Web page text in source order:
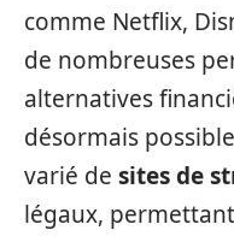
comme Netflix,
de nombreuses
alternatives
désormais
varié de sites de
légaux,